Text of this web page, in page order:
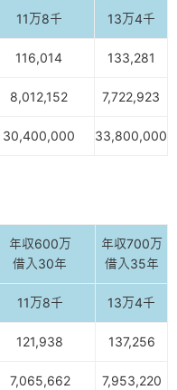
11万8千 13万4千
116,014 133,281
8,012,152 7,722,923
30,400,000 33,800,000
年収600万
借入30年
年収700万
借入35年
11万8千 13万4千
121,938 137,256
7,065,662 7,953,220